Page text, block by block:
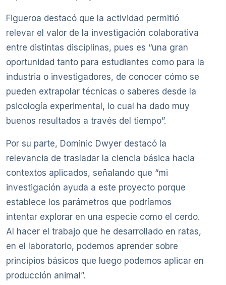
Figueroa destacó que la actividad permitió
relevar el valor de la investigación colaborativa
entre distintas disciplinas, pues es “una gran
oportunidad tanto para estudiantes como para la
industria o investigadores, de conocer cómo se
pueden extrapolar técnicas o saberes desde la
psicología experimental, lo cual ha dado muy
buenos resultados a través del tiempo”.
Por su parte, Dominic Dwyer destacó la
relevancia de trasladar la ciencia básica hacia
contextos aplicados, señalando que “mi
investigación ayuda a este proyecto porque
establece los parámetros que podríamos
intentar explorar en una especie como el cerdo.
Al hacer el trabajo que he desarrollado en ratas,
en el laboratorio, podemos aprender sobre
principios básicos que luego podemos aplicar en
producción animal”.